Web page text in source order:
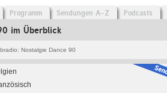
Programm Sendungen A-Z Podcasts
im Überblick
Nostalgie Dance 90